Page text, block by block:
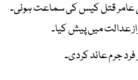
مصطفی عامر قتل کیس کی سماعت ہوئی۔
عدالت میں پیش کیا۔
فرد جرم عائد کردی۔